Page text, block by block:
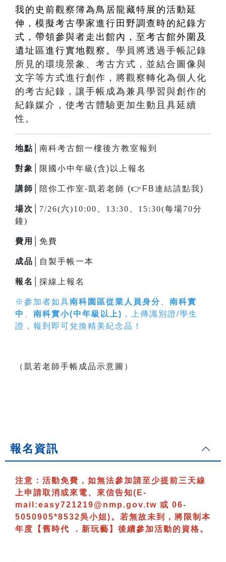
我的史前觀察簿為鳥居龍藏特展的活動延
伸，模擬考古學家進行田野調查時的紀錄方
式，帶領參與者走出館內，至考古館外圍及
遺址區進行實地觀察。 學員將透過手帳記錄
所見的環境景象、考古方式，並結合圖像與
文字等方式進行創作，將觀察轉化為個人化
的考古紀錄，讓手帳成為兼具學習與創作的
紀錄媒介，使考古體驗更加生動且具延續
性。
地點│ 南科考古館一樓後方教室報到
對象│ 限國小中年級(含)以上報名
講師│ 陪你工作室-凱若老師 (👉 FB連結請點我)
場次│ 7/26(六)10:00、13:30、15:30(每場70分
鐘)
費用│ 免費
成品│ 自製手帳一本
報名│ 採線上報名
※參加者如具南科園區從業人員身分
南科實
中
南科實小(中年級以上) ，上傳識別證/學生
證，報到即可兌換精美紀念品！
（凱若老師手帳成品示意圖）
報名資訊
注意： 活動免費，如無法參加請至少提前三天線
上申請取消或來電、來信告知(E-
mail:easy721219@nmp.gov.tw 或 06-
5050905*8532吳小姐)。若無故未到，將限制本
年度【舊時代 ．新玩藝】後續參加活動的資格。